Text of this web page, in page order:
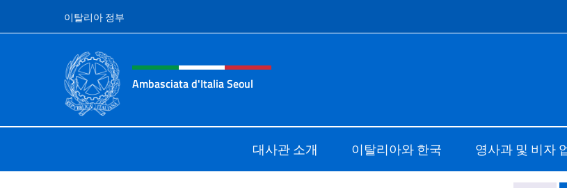
콘텐츠로 건너뛰기
이탈리아 정부
Intestazione sito, social e menù
Ambasciata d'Italia Seoul
대사관 소개 이탈리아와 한국 영사과 및 비자